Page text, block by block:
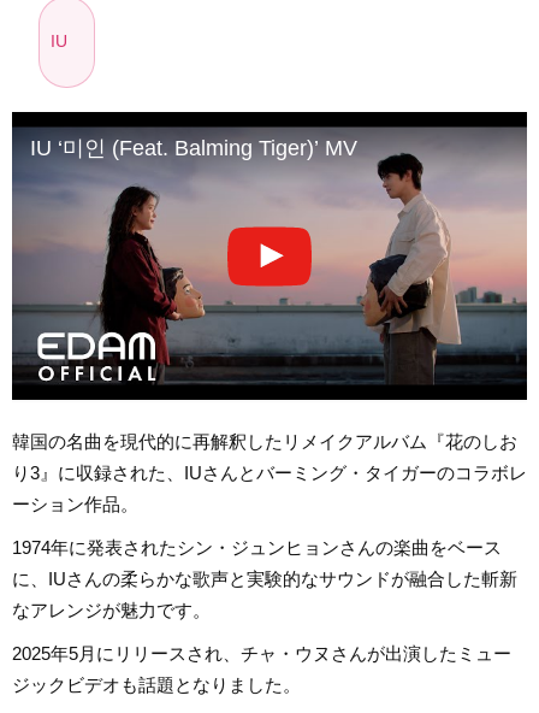
IU
IU ‘미인 (Feat. Balming Tiger)’ MV
韓国の名曲を現代的に再解釈したリメイクアルバム『花のしお
り3』に収録された、IUさんとバーミング・タイガーのコラボレ
ーション作品。
1974年に発表されたシン・ジュンヒョンさんの楽曲をベース
に、IUさんの柔らかな歌声と実験的なサウンドが融合した斬新
なアレンジが魅力です。
2025年5月にリリースされ、チャ・ウヌさんが出演したミュー
ジックビデオも話題となりました。